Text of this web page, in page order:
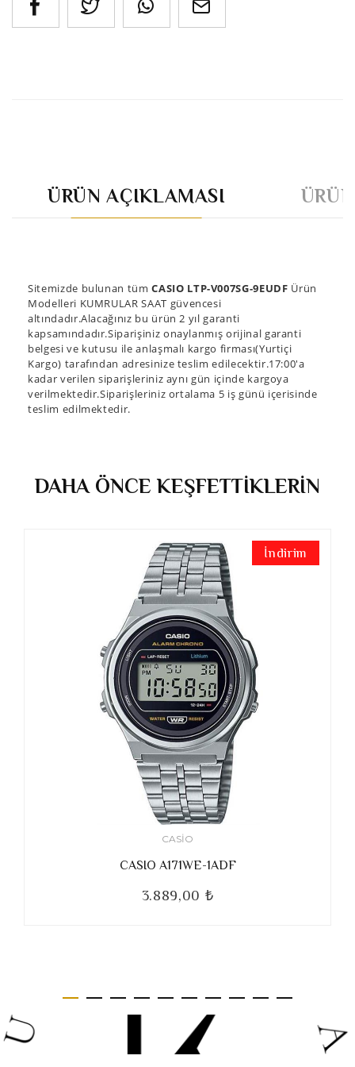
ÜRÜN AÇIKLAMASI
Sitemizde bulunan tümCASIO LTP-V007SG-9EUDF Ürün
Modelleri KUMRULAR SAAT güvencesi
altındadır.Alacağınız bu ürün 2 yıl garanti
kapsamındadır.Siparişiniz onaylanmış orijinal garanti
belgesi ve kutusu ile anlaşmalı kargo firması(Yurtiçi
Kargo) tarafından adresinize teslim edilecektir.17:00'a
kadar verilen siparişleriniz aynı gün içinde kargoya
verilmektedir.Siparişleriniz ortalama 5 iş günü içerisinde
teslim edilmektedir.
DAHA ÖNCE KEŞFETTİKLERİN
İndirim
CASIO
CASIO A171WE-1ADF
3.889,00 ₺